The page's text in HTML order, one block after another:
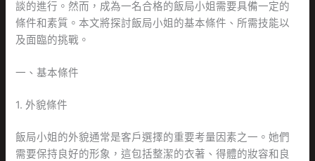
談的進行。然而，成為一名合格的飯局小姐需要具備一定的
條件和素質。本文將探討飯局小姐的基本條件、所需技能以
及面臨的挑戰。
一、基本條件
1. 外貌條件
飯局小姐的外貌通常是客戶選擇的重要考量因素之一。她們
需要保持良好的形象，這包括整潔的衣著、得體的妝容和良